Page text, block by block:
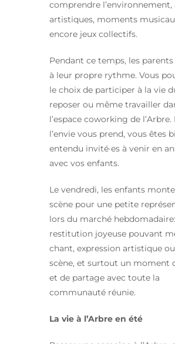
comprendre l’environnement,
artistiques, moments
encore jeux collectifs.
Pendant ce temps, les
à leur propre rythme. Vous
le choix de participer à la vie
reposer ou même travailler
l’espace coworking de l’Arbre.
l’envie vous prend, vous êtes
entendu invité·es à venir en
avec vos enfants.
Le vendredi, les enfants
scène pour une petite
lors du marché
restitution joyeuse pouvant
chant, expression artistique
scène, et surtout un moment
et de partage avec toute la
communauté réunie.
La vie à l’Arbre en été